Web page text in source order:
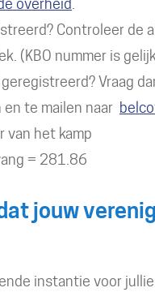
overheid
Controleer de
(KBO nummer is
Vraag
te mailen naar
van het kamp
= 281.86
jouw
instantie voor